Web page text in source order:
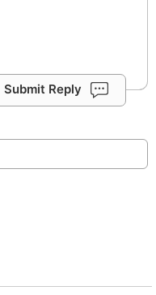
Submit Reply